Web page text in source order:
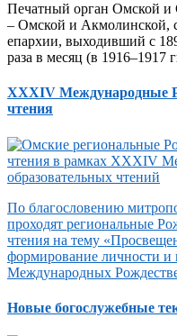
Печатный орган Омской и
– Омской и Акмолинской,
епархии, выходивший с
раза в месяц (в 1916–1917
XXXIV Международные
чтения
По благословению
проходят региональные
чтения на тему
формирование личности
Международных
Новые богослужебные